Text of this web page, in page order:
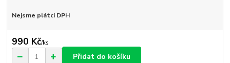
Nejsme plátci DPH
990 Kč/ks
Přidat do košíku